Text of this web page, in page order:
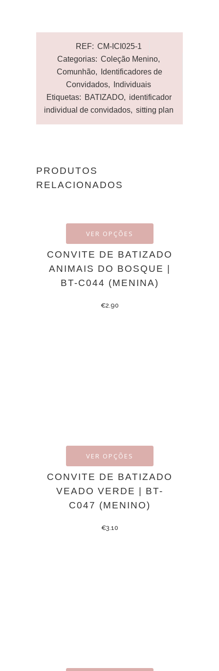
REF: CM-ICI025-1
Categorias: Coleção Menino,
Comunhão,
Identificadores de
Convidados,
Individuais
Etiquetas: BATIZADO, identificador
individual de convidados, sitting plan
PRODUTOS
RELACIONADOS
VER OPÇÕES
CONVITE DE BATIZADO
ANIMAIS DO BOSQUE |
BT-C044 (MENINA)
€2.90
VER OPÇÕES
CONVITE DE BATIZADO
VEADO VERDE | BT-
C047 (MENINO)
€3.10